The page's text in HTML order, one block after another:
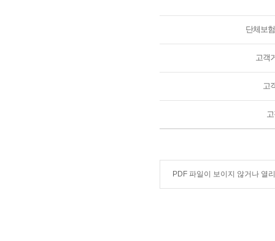
단체보
고객
고
PDF 파일이 보이지 않거나 열